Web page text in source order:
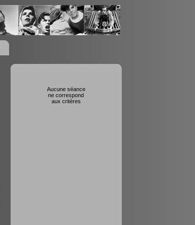
Aucune séance
ne correspond
aux critères